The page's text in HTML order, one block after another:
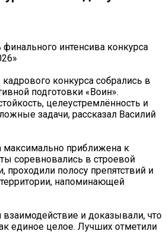
интенсива конкурса
конкурса собрались в
подготовки «Воин».
целеустремлённость и
задачи, рассказал Василий
приближена к
соревновались в строевой
проходили полосу препятствий и
территории, напоминающей
и доказывали, что
единое целое. Лучших отметили